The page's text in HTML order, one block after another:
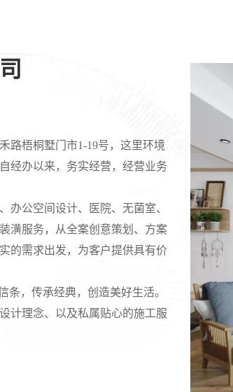
梧桐墅门市1-19号，这里环境
经办以来，务实经营，经营业务
公空间设计、医院、无菌室、
潢服务，从全案创意策划、方案
的需求出发，为客户提供具有价
，传承经典，创造美好生活。
计理念、以及私属贴心的施工服